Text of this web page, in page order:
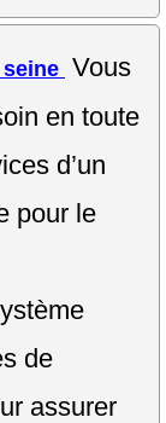
Vous
en toute
d’un
pour le
de
assurer